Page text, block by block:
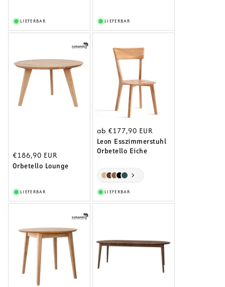
LIEFERBAR LIEFERBAR
Normaler
Preis
€186,90 EUR
Orbetello Lounge
LIEFERBAR
Normaler
Preis
ab €177,90 EUR
Leon Esszimmerstuhl
Orbetello Eiche
LIEFERBAR